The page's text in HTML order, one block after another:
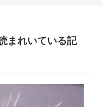
まれいている記